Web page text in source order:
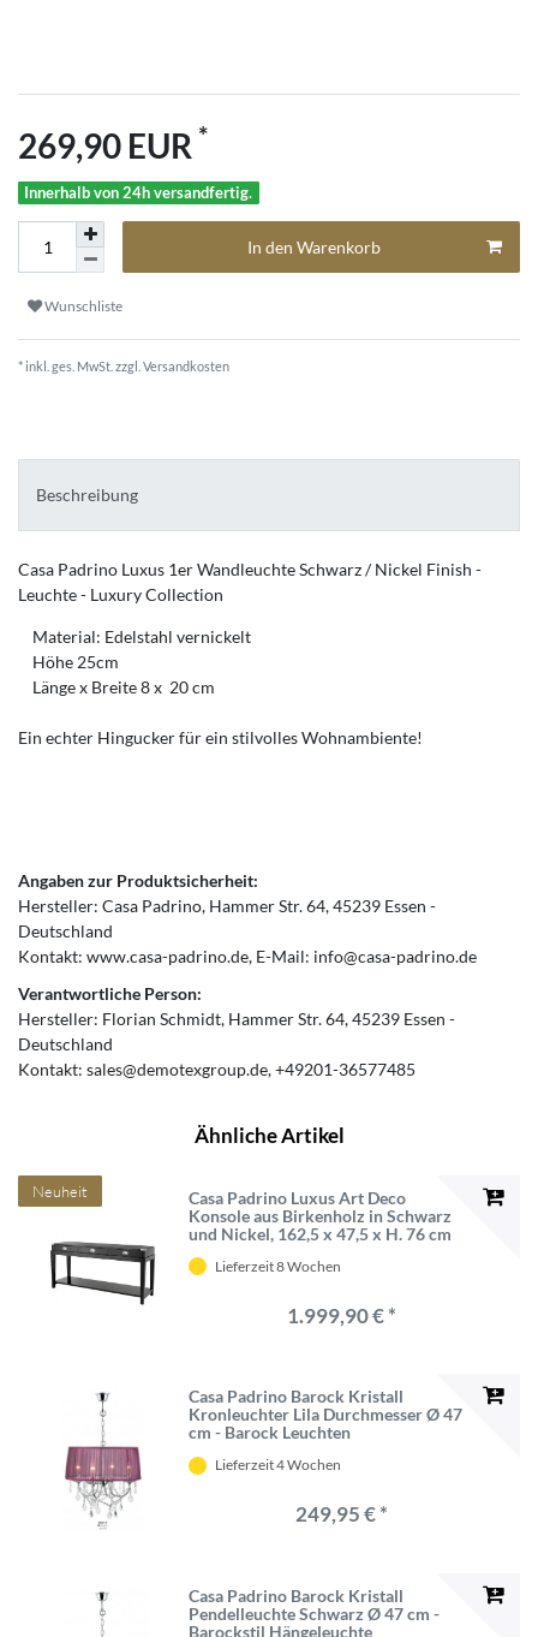
269,90 EUR *
Innerhalb von 24h versandfertig.
In den Warenkorb
Wunschliste
* inkl. ges. MwSt. zzgl. Versandkosten
Beschreibung
Casa Padrino Luxus 1er Wandleuchte Schwarz / Nickel Finish -
Leuchte - Luxury Collection
Material: Edelstahl vernickelt
Höhe 25cm
Länge x Breite 8 x 20 cm
Ein echter Hingucker für ein stilvolles Wohnambiente!
Angaben zur Produktsicherheit:
Hersteller: Casa Padrino Hammer Str.64 45239 Essen
Deutschland
Kontakt: www.casa-padrino.de E-Mail: info@casa-padrino.de
Verantwortliche Person:
Hersteller: Florian Schmidt Hammer Str.64 45239 Essen
Deutschland
Kontakt: sales@demotexgroup.de +49201-36577485
Ähnliche Artikel
Neuheit
Casa Padrino Luxus Art Deco
Konsole aus Birkenholz in Schwarz
und Nickel, 162,5 x 47,5 x H. 76 cm
Lieferzeit 8 Wochen
1.999,90 € *
Casa Padrino Barock Kristall
Kronleuchter Lila Durchmesser Ø 47
cm - Barock Leuchten
Lieferzeit 4 Wochen
249,95 € *
Casa Padrino Barock Kristall
Pendelleuchte Schwarz Ø 47 cm -
Barockstil Hängeleuchte